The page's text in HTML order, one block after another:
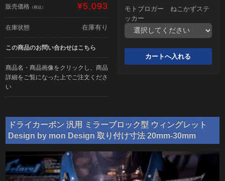
販売価格 （税込） ¥5,093
在庫状態 在庫有り
この商品のお問い合わせはこちら
商品名・商品画像をクリックし、商品
詳細をご覧になった上でご注文くださ
い
モトブロガー ねこかずステ
ッカー
ドライカーボン 汎用 ミラーブロック型 ウィングレット
Design by mon Design 取り付け寸法 20mm-30mm